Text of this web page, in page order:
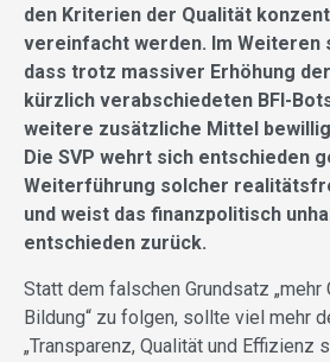
den Kriterien der Qualität
vereinfacht werden. Im
dass trotz massiver Erhöhung
kürzlich verabschiedeten BFI-
weitere zusätzliche Mittel
Die SVP wehrt sich entschieden
Weiterführung solcher
und weist das finanzpolitisch
entschieden zurück.
Statt dem falschen Grundsatz
Bildung“ zu folgen, sollte viel mehr
„Transparenz, Qualität und Effizienz